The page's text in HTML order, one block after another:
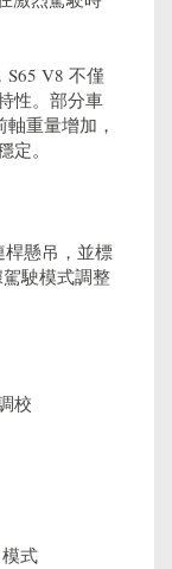
S65 V8 不僅
性。部分車
重量增加，
。
桿懸吊，並標
駛模式調整
校
式